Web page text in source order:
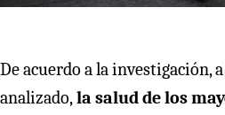
De acuerdo a la investigación,
analizado,la salud de los